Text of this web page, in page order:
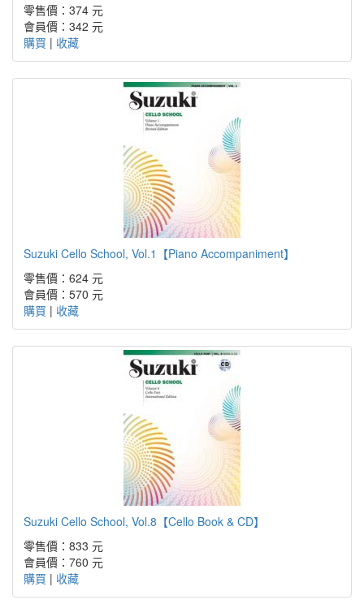
零售價：374 元
會員價：342 元
購買 | 收藏
Suzuki Cello School, Vol.1【Piano Accompaniment】
零售價：624 元
會員價：570 元
購買 | 收藏
Suzuki Cello School, Vol.8【Cello Book & CD】
零售價：833 元
會員價：760 元
購買 | 收藏